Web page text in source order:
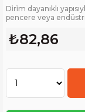
Di̇ri̇m dayanıklı
pencere veya
₺82,86